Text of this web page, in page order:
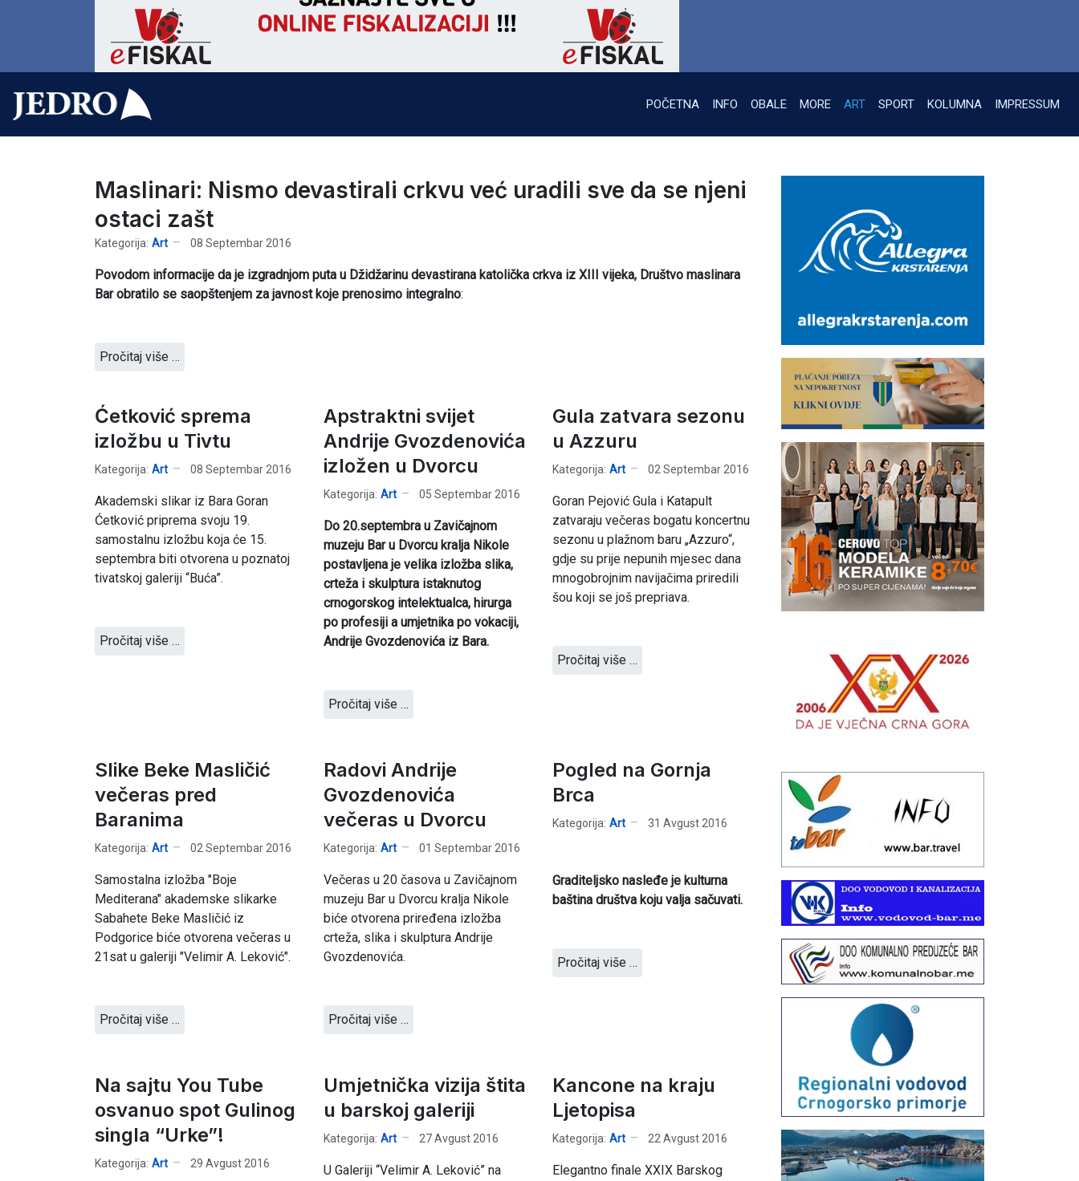
POČETNA INFO OBALE MORE ART SPORT KOLUMNA IMPRESSUM
Maslinari: Nismo devastirali crkvu već uradili sve da se njeni
ostaci zašt
Kategorija: Art 08 Septembar 2016
Povodom informacije da je izgradnjom puta u Džidžarinu devastirana katolička crkva iz XIII vijeka, Društvo maslinara
Bar obratilo se saopštenjem za javnost koje prenosimo integralno:
Pročitaj više …
Ćetković sprema
izložbu u Tivtu
Kategorija: Art 08 Septembar 2016
Akademski slikar iz Bara Goran
Ćetković priprema svoju 19.
samostalnu izložbu koja će 15.
septembra biti otvorena u poznatoj
tivatskoj galeriji “Buća”.
Pročitaj više …
Apstraktni svijet
Andrije Gvozdenovića
izložen u Dvorcu
Kategorija: Art 05 Septembar 2016
Do 20.septembra u Zavičajnom
muzeju Bar u Dvorcu kralja Nikole
postavljena je velika izložba slika,
crteža i skulptura istaknutog
crnogorskog intelektualca, hirurga
po profesiji a umjetnika po vokaciji,
Andrije Gvozdenovića iz Bara.
Pročitaj više …
Gula zatvara sezonu
u Azzuru
Kategorija: Art 02 Septembar 2016
Goran Pejović Gula i Katapult
zatvaraju večeras bogatu koncertnu
sezonu u plažnom baru „Azzuro“,
gdje su prije nepunih mjesec dana
mnogobrojnim navijačima priredili
šou koji se još prepriava.
Pročitaj više …
Slike Beke Masličić
večeras pred
Baranima
Kategorija: Art 02 Septembar 2016
Samostalna izložba "Boje
Mediterana" akademske slikarke
Sabahete Beke Masličić iz
Podgorice biće otvorena večeras u
21sat u galeriji "Velimir A. Leković".
Pročitaj više …
Radovi Andrije
Gvozdenovića
večeras u Dvorcu
Kategorija: Art 01 Septembar 2016
Večeras u 20 časova u Zavičajnom
muzeju Bar u Dvorcu kralja Nikole
biće otvorena priređena izložba
crteža, slika i skulptura Andrije
Gvozdenovića.
Pročitaj više …
Pogled na Gornja
Brca
Kategorija: Art 31 Avgust 2016
Graditeljsko nasleđe je kulturna
baština društva koju valja sačuvati.
Pročitaj više …
Na sajtu You Tube
osvanuo spot Gulinog
singla “Urke”!
Kategorija: Art 29 Avgust 2016
Umjetnička vizija štita
u barskoj galeriji
Kategorija: Art 27 Avgust 2016
U Galeriji “Velimir A. Leković” na
Kancone na kraju
Ljetopisa
Kategorija: Art 22 Avgust 2016
Elegantno finale XXIX Barskog